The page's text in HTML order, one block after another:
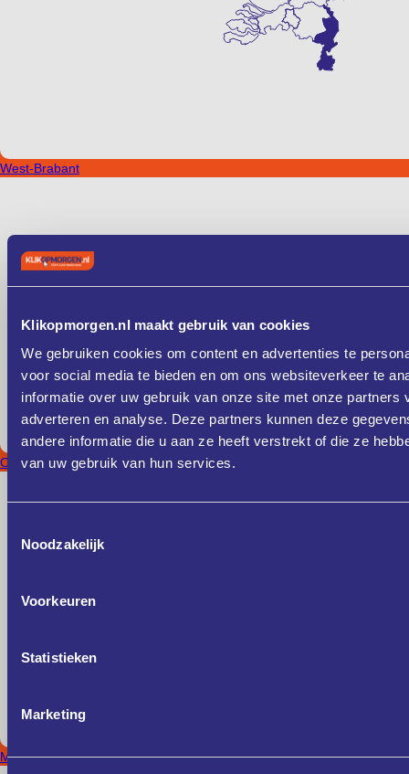
Klikopmorgen.nl maakt gebruik van cookies
We gebruiken cookies om content en advertenties te
voor social media te bieden en om ons websiteverkeer te
informatie over uw gebruik van onze site met onze partners
adverteren en analyse. Deze partners kunnen deze
andere informatie die u aan ze heeft verstrekt of die ze
van uw gebruik van hun services.
Noodzakelijk
Voorkeuren
Statistieken
Marketing
West-Brabant
Oost-Brabant
Midden-Brabant